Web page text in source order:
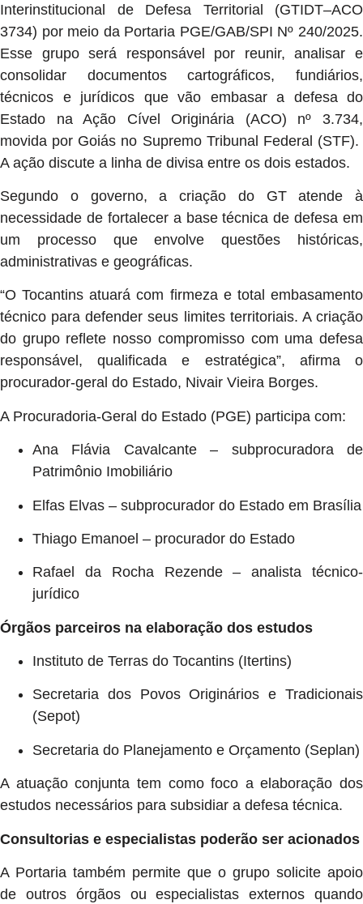
Interinstitucional de Defesa Territorial (GTIDT–ACO
3734) por meio da Portaria PGE/GAB/SPI Nº 240/2025.
Esse grupo será responsável por reunir, analisar e
consolidar documentos cartográficos, fundiários,
técnicos e jurídicos que vão embasar a defesa do
Estado na Ação Cível Originária (ACO) nº 3.734,
movida por Goiás no Supremo Tribunal Federal (STF).
A ação discute a linha de divisa entre os dois estados.
Segundo o governo, a criação do GT atende à
necessidade de fortalecer a base técnica de defesa em
um processo que envolve questões históricas,
administrativas e geográficas.
“O Tocantins atuará com firmeza e total embasamento
técnico para defender seus limites territoriais. A criação
do grupo reflete nosso compromisso com uma defesa
responsável, qualificada e estratégica”, afirma o
procurador-geral do Estado, Nivair Vieira Borges.
A Procuradoria-Geral do Estado (PGE) participa com:
Ana Flávia Cavalcante – subprocuradora de
Patrimônio Imobiliário
Elfas Elvas – subprocurador do Estado em Brasília
Thiago Emanoel – procurador do Estado
Rafael da Rocha Rezende – analista técnico-
jurídico
Órgãos parceiros na elaboração dos estudos
Instituto de Terras do Tocantins (Itertins)
Secretaria dos Povos Originários e Tradicionais
(Sepot)
Secretaria do Planejamento e Orçamento (Seplan)
A atuação conjunta tem como foco a elaboração dos
estudos necessários para subsidiar a defesa técnica.
Consultorias e especialistas poderão ser acionados
A Portaria também permite que o grupo solicite apoio
de outros órgãos ou especialistas externos quando